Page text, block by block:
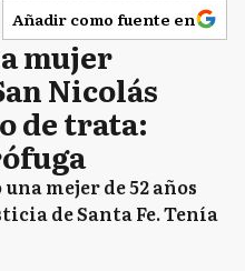
Añadir como fuente en
mujer
Nicolás
de trata:
mejer de 52 años
de Santa Fe. Tenía